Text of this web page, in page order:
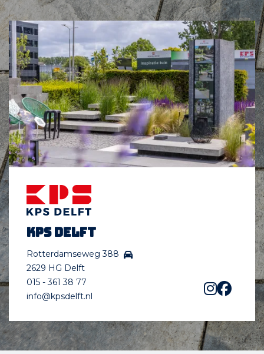
KPS Delft
Rotterdamseweg 388
2629 HG Delft
015 - 361 38 77
info@kpsdelft.nl